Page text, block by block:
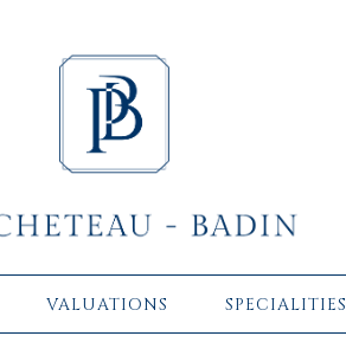
VALUATIONS SPECIALITIES